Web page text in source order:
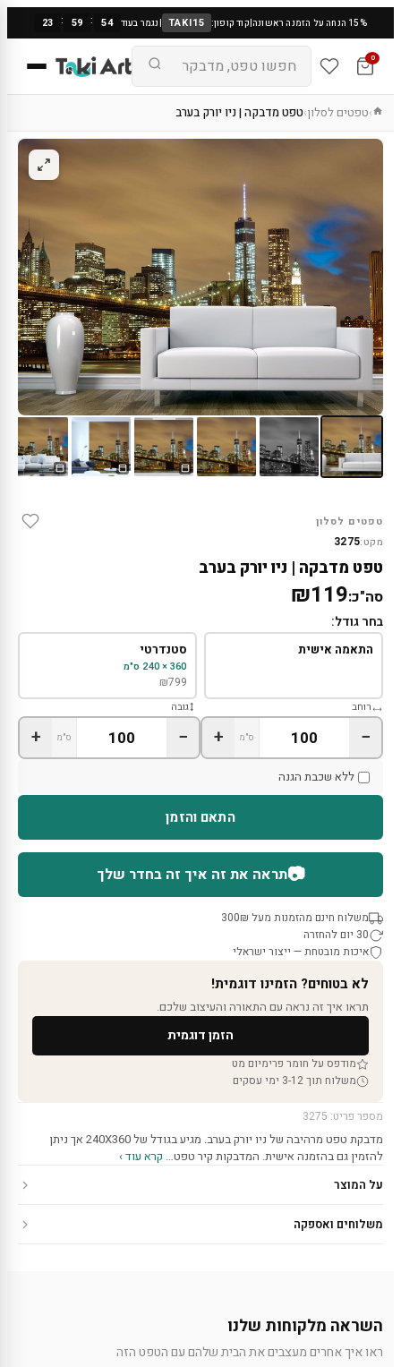
15% הנחה על הזמנה ראשונה |קוד קופון: TAKI15
|נגמר בעוד 23 : 59 : 53
0
›טפטים לסלון›טפט מדבקה | ניו יורק בערב
טפטים לסלון
מקט:3275
טפט מדבקה | ניו יורק בערב
סה"כ:₪119
בחר גודל:
התאמה אישית סטנדרטי
360 × 240 ס"מ
₪799
רוחב
− ס"מ +
גובה
− ס"מ +
ללא שכבת הגנה
התאם והזמן
📷תראה את זה איך זה בחדר שלך
משלוח חינם מהזמנות מעל 300₪
30 יום להחזרה
איכות מובטחת — ייצור ישראלי
לא בטוחים? הזמינו דוגמית!
תראו איך זה נראה עם התאורה והעיצוב שלכם.
הזמן דוגמית
מודפס על חומר פרימיום מט
משלוח תוך 3-12 ימי עסקים
מספר פריט: 3275
מדבקת טפט מרהיבה של ניו יורק בערב. מגיע בגודל של 240X360 אך ניתן
להזמין גם בהזמנה אישית. המדבקות קיר טפט… קרא עוד ›
על המוצר
משלוחים ואספקה
השראה מלקוחות שלנו
ראו איך אחרים מעצבים את הבית שלהם עם הטפט הזה